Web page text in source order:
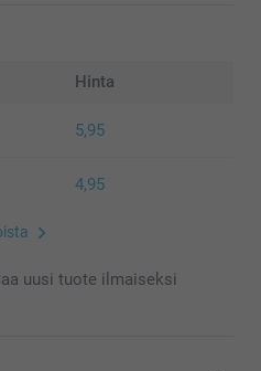
Hinta
5,95
4,95
uusi tuote ilmaiseksi